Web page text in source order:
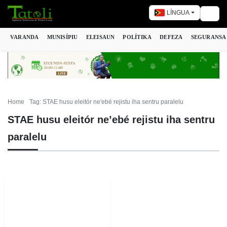
LÍNGUA
VARANDA MUNISÍPIU ELEISAUN POLÍTIKA DEFEZA SEGURANSA
Home Tag: STAE husu eleitór ne'ebé rejistu iha sentru paralelu
STAE husu eleitór ne’ebé rejistu iha sentru
paralelu